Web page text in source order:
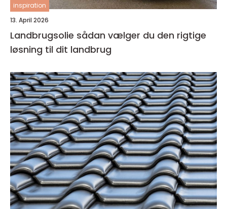
inspiration
13. April 2026
Landbrugsolie sådan vælger du den rigtige
løsning til dit landbrug